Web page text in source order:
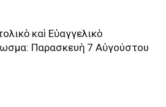
καὶ Εὐαγγελικὸ
Παρασκευὴ 7 Αὐγούστου